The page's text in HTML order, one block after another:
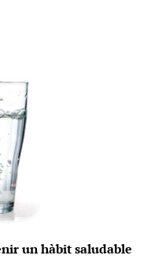
un hàbit saludable